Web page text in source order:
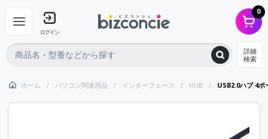
ログイン
0
詳細
検索
ホーム パソコン関連用品 インターフェース HUB USB2.0ハブ 4